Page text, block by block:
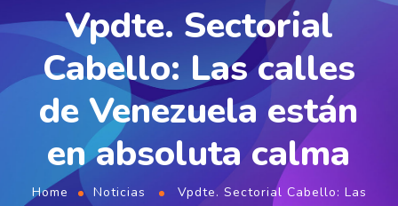
Vpdte. Sectorial
Cabello: Las calles
de Venezuela están
en absoluta calma
Home Noticias
Vpdte. Sectorial Cabello: Las